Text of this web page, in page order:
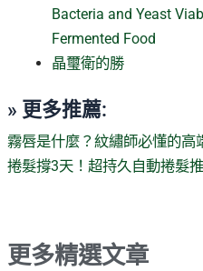
Bacteria and Yeast
Fermented Food
晶璽衛的勝
» 更多推薦:
霧唇是什麼？紋繡師必懂的高
捲髮撐3天！超持久自動捲髮
更多精選文章